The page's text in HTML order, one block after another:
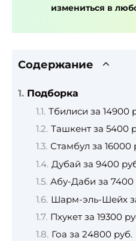
измениться в
Содержание
Подборка
Тбилиси за 14900
Ташкент за 5400
Стамбул за 16000
Дубай за 9400
Абу-Даби за 7400
Шарм-эль-Шейх
Пхукет за 19300
Гоа за 24800 руб.